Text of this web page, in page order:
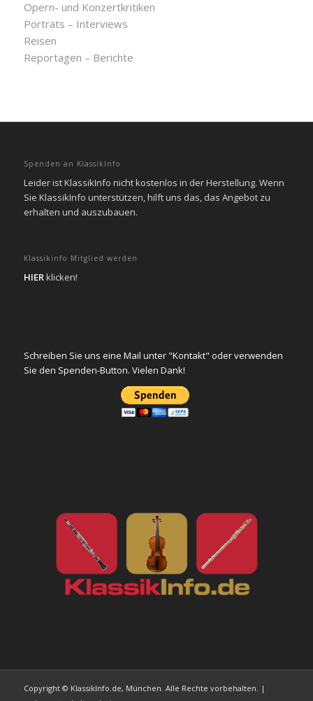
Opern- und Konzertkritiken
Porträts – Interviews
Reisen
Reportagen – Berichte
Spenden an KlassikInfo
Leider ist KlassikInfo nicht kostenlos in der Herstellung. Wenn
Sie KlassikInfo unterstützen, hilft uns das, das Angebot zu
erhalten und auszubauen.
Klassikinfo Mitglied werden
HIERklicken!
Schreiben Sie uns eine Mail unter "Kontakt" oder verwenden
Sie den Spenden-Button. Vielen Dank!
Copyright © KlassikInfo.de, München. Alle Rechte vorbehalten. |